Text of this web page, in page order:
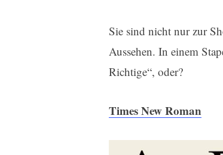
Sie sind nicht nur zur
Aussehen. In einem
Richtige“, oder?
Times New Roman